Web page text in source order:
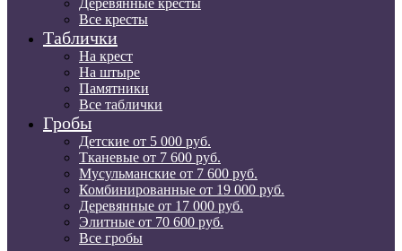
Деревянные кресты
Все кресты
Таблички
На крест
На штыре
Памятники
Все таблички
Гробы
Детские от 5 000 руб.
Тканевые от 7 600 руб.
Мусульманские от 7 600 руб.
Комбинированные от 19 000 руб.
Деревянные от 17 000 руб.
Элитные от 70 600 руб.
Все гробы